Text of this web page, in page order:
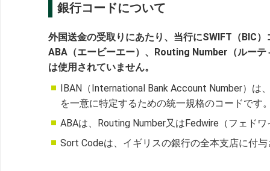
銀行コードについて
外国送金の受取りにあたり、当行にSWIFT（BIC
ABA（エービーエー）、Routing Number（ルー
は使用されていません。
IBAN（International Bank Account Number）
を一意に特定するための統一規格のコードです
ABAは、Routing Number又はFedwire（フェド
Sort Codeは、イギリスの銀行の全本支店に付